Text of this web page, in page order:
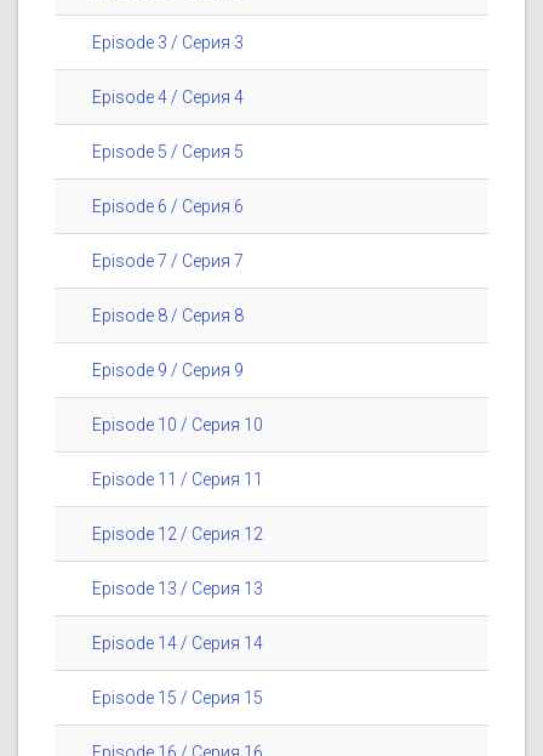
Episode 3 / Серия 3
Episode 4 / Серия 4
Episode 5 / Серия 5
Episode 6 / Серия 6
Episode 7 / Серия 7
Episode 8 / Серия 8
Episode 9 / Серия 9
Episode 10 / Серия 10
Episode 11 / Серия 11
Episode 12 / Серия 12
Episode 13 / Серия 13
Episode 14 / Серия 14
Episode 15 / Серия 15